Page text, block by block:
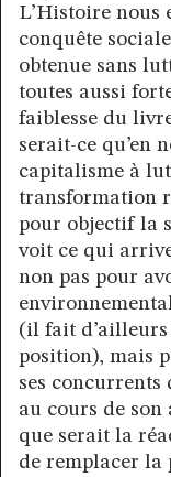
L’Histoire nous
conquête
obtenue sans
toutes aussi
faiblesse du
serait-ce qu’en
capitalisme à
transformation
pour objectif la
voit ce qui
non pas pour
(il fait
position), mais
ses
au cours de
que serait la
de remplacer la